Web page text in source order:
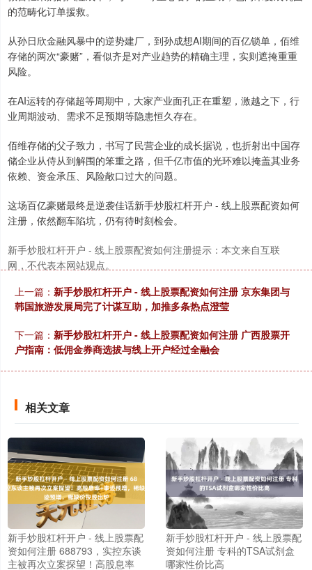
的范畴化订单援救。
从孙日欣金融风暴中的逆势建厂，到孙成想AI期间的百亿锁单，佰维
存储的两次“豪赌”，看似齐是对产业趋势的精确主理，实则遮掩重重
风险。
在AI运转的存储超等周期中，大家产业面孔正在重塑，激越之下，行
业周期波动、需求不足预期等隐患恒久存在。
佰维存储的父子致力，书写了民营企业的成长据说，也折射出中国存
储企业从侍从到解围的笨重之路，但千亿市值的光环难以掩盖其业务
依赖、资金承压、风险敞口过大的问题。
这场百亿豪赌最终是逆袭佳话新手炒股杠杆开户 - 线上股票配资如何
注册，依然翻车陷坑，仍有待时刻检会。
新手炒股杠杆开户 - 线上股票配资如何注册提示：本文来自互联
网，不代表本网站观点。
上一篇： 新手炒股杠杆开户 - 线上股票配资如何注册 京东集团与
韩国旅游发展局完了计谋互助，加推多条热点澄莹
下一篇： 新手炒股杠杆开户 - 线上股票配资如何注册 广西股票开
户指南：低佣金券商选拔与线上开户经过全融会
相关文章
新手炒股杠杆开户 - 线上股票配
资如何注册 688793，实控东谈
主被再次立案探望！高股息率
新手炒股杠杆开户 - 线上股票配
资如何注册 专科的TSA试剂盒
哪家性价比高